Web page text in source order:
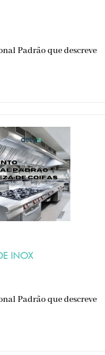
Padrão que descreve
INOX
Padrão que descreve